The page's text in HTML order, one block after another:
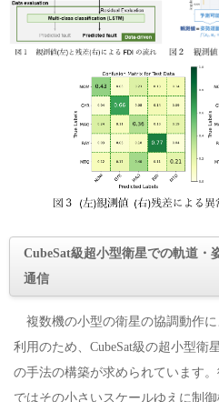
CubeSat級超小型衛星での軌道・
通信
複数機の小型の衛星の協調動作
利用のため、CubeSat級の超小型衛
の手法の構築が求められています
ではその小さいスケールゆえに制